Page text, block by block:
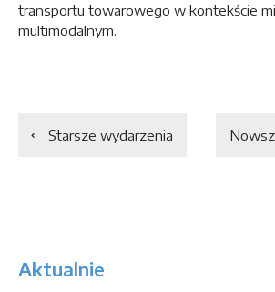
transportu towarowego w kontekście
multimodalnym.
Starsze wydarzenia
Aktualnie